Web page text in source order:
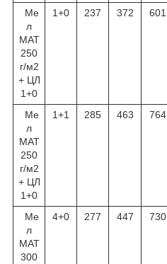
Ме
л
МАТ
250
г/м2
+ ЦЛ
1+0
1+0 237 372 601
Ме
л
МАТ
250
г/м2
+ ЦЛ
1+0
1+1 285 463 764
Ме
л
МАТ
300
4+0 277 447 730